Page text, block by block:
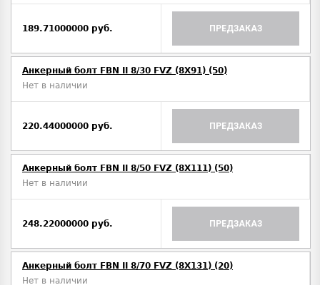
189.71000000 руб. ПРЕДЗАКАЗ
Анкерный болт FBN II 8/30 FVZ (8X91) (50)
Нет в наличии
220.44000000 руб. ПРЕДЗАКАЗ
Анкерный болт FBN II 8/50 FVZ (8X111) (50)
Нет в наличии
248.22000000 руб. ПРЕДЗАКАЗ
Анкерный болт FBN II 8/70 FVZ (8X131) (20)
Нет в наличии